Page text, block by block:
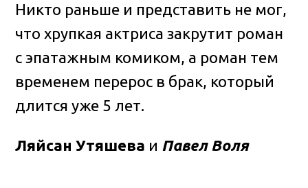
Никто раньше и представить не мог,
что хрупкая актриса закрутит роман
с эпатажным комиком, а роман тем
временем перерос в брак, который
длится уже 5 лет.
Ляйсан Утяшева и Павел Воля